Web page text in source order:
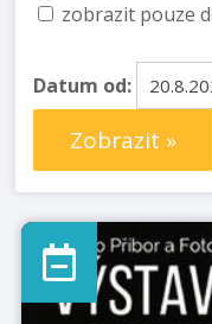
zobrazit pouze
Datum od:
Zobrazit »